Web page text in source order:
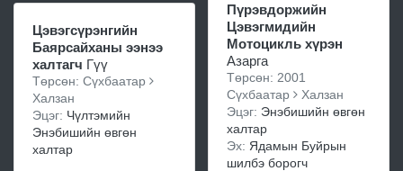
Цэвэгсүрэнгийн
Баярсайханы ээнээ
халтагч Гүү
Төрсөн: Сүхбаатар
Халзан
Эцэг: Чүлтэмийн
Энэбишийн өвгөн
халтар
Пүрэвдоржийн
Цэвэгмидийн
Мотоцикль хүрэн
Азарга
Төрсөн: 2001
Сүхбаатар
Халзан
Эцэг: Энэбишийн өвгөн
халтар
Эх: Ядамын Буйрын
шилбэ борогч